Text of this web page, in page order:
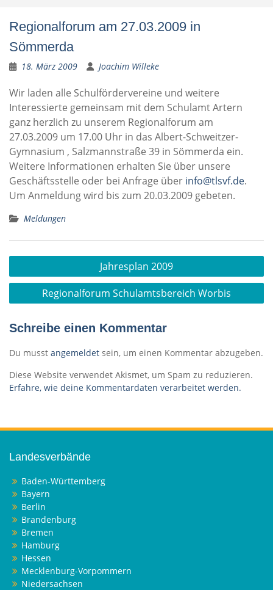
Regionalforum am 27.03.2009 in
Sömmerda
18. März 2009 Joachim Willeke
Wir laden alle Schulfördervereine und weitere
Interessierte gemeinsam mit dem Schulamt Artern
ganz herzlich zu unserem Regionalforum am
27.03.2009 um 17.00 Uhr in das Albert-Schweitzer-
Gymnasium , Salzmannstraße 39 in Sömmerda ein.
Weitere Informationen erhalten Sie über unsere
Geschäftsstelle oder bei Anfrage über info@tlsvf.de.
Um Anmeldung wird bis zum 20.03.2009 gebeten.
Meldungen
Beitragsnavigation
Jahresplan 2009
Regionalforum Schulamtsbereich Worbis
Schreibe einen Kommentar
Du musst angemeldet sein, um einen Kommentar abzugeben.
Diese Website verwendet Akismet, um Spam zu reduzieren.
Erfahre, wie deine Kommentardaten verarbeitet werden.
Landesverbände
Baden-Württemberg
Bayern
Berlin
Brandenburg
Bremen
Hamburg
Hessen
Mecklenburg-Vorpommern
Niedersachsen